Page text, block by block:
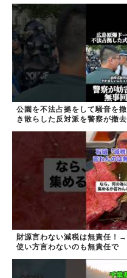
公園を不法占拠をして騒音を撒
き散らした反対派を警察が撤去
財源言わない減税は無責任！→
使い方言わないのも無責任で